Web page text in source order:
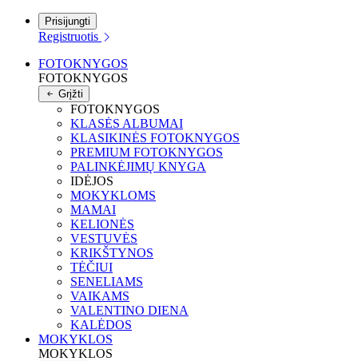
Prisijungti
Registruotis
FOTOKNYGOS
FOTOKNYGOS
Grįžti
FOTOKNYGOS
KLASĖS ALBUMAI
KLASIKINĖS FOTOKNYGOS
PREMIUM FOTOKNYGOS
PALINKĖJIMŲ KNYGA
IDĖJOS
MOKYKLOMS
MAMAI
KELIONĖS
VESTUVĖS
KRIKŠTYNOS
TĖČIUI
SENELIAMS
VAIKAMS
VALENTINO DIENA
KALĖDOS
MOKYKLOS
MOKYKLOS